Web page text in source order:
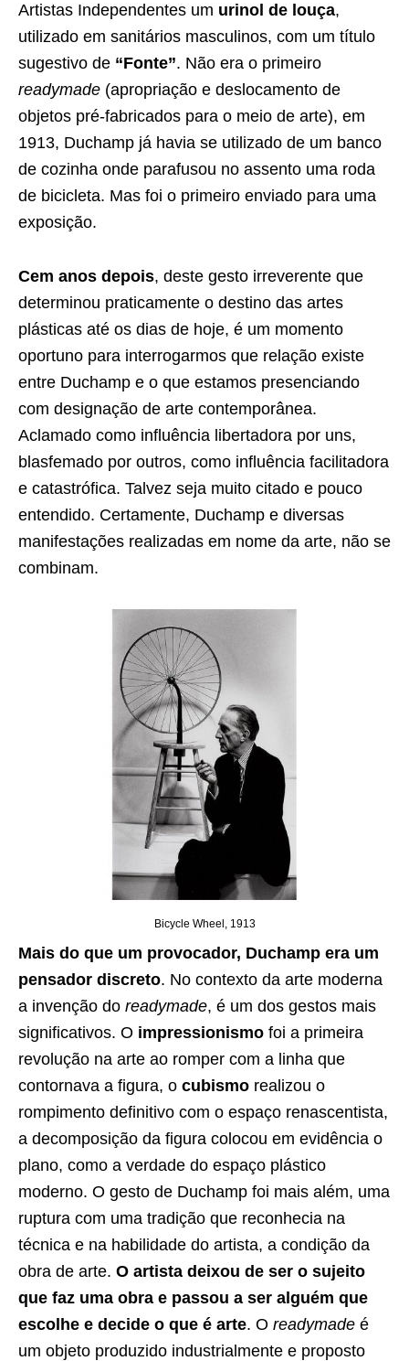
Artistas Independentes um urinol de louça,
utilizado em sanitários masculinos, com um título
sugestivo de “Fonte”. Não era o primeiro
readymade (apropriação e deslocamento de
objetos pré-fabricados para o meio de arte), em
1913, Duchamp já havia se utilizado de um banco
de cozinha onde parafusou no assento uma roda
de bicicleta. Mas foi o primeiro enviado para uma
exposição.
Cem anos depois, deste gesto irreverente que
determinou praticamente o destino das artes
plásticas até os dias de hoje, é um momento
oportuno para interrogarmos que relação existe
entre Duchamp e o que estamos presenciando
com designação de arte contemporânea.
Aclamado como influência libertadora por uns,
blasfemado por outros, como influência facilitadora
e catastrófica. Talvez seja muito citado e pouco
entendido. Certamente, Duchamp e diversas
manifestações realizadas em nome da arte, não se
combinam.
Bicycle Wheel, 1913
Mais do que um provocador, Duchamp era um
pensador discreto. No contexto da arte moderna
a invenção do readymade, é um dos gestos mais
significativos. O impressionismo foi a primeira
revolução na arte ao romper com a linha que
contornava a figura, o cubismo realizou o
rompimento definitivo com o espaço renascentista,
a decomposição da figura colocou em evidência o
plano, como a verdade do espaço plástico
moderno. O gesto de Duchamp foi mais além, uma
ruptura com uma tradição que reconhecia na
técnica e na habilidade do artista, a condição da
obra de arte. O artista deixou de ser o sujeito
que faz uma obra e passou a ser alguém que
escolhe e decide o que é arte. O readymade é
um objeto produzido industrialmente e proposto